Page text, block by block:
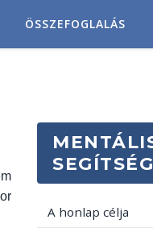
ÖSSZEFOGLALÁS
A honlap célja